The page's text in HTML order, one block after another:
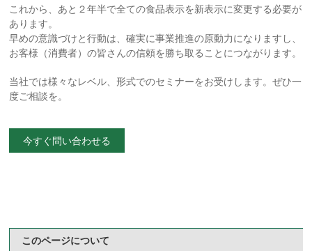
これから、あと２年半で全ての食品表示を新表示に変更する必要が
あります。
早めの意識づけと行動は、確実に事業推進の原動力になりますし、
お客様（消費者）の皆さんの信頼を勝ち取ることにつながります。
当社では様々なレベル、形式でのセミナーをお受けします。ぜひ一
度ご相談を。
今すぐ問い合わせる
このページについて